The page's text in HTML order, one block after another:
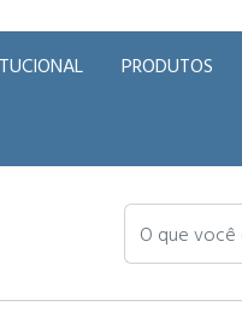
PRODUTOS
O que você